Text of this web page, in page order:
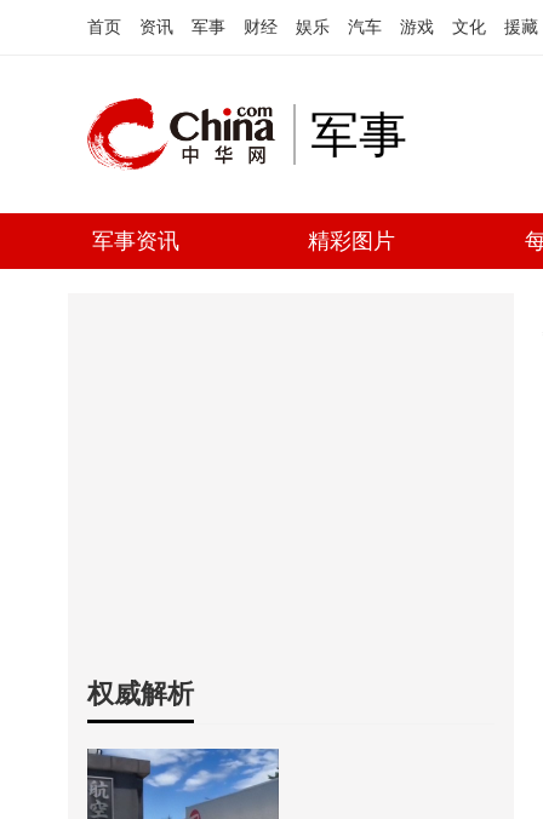
首页 资讯 军事 财经 娱乐 汽车 游戏 文化 援藏
军事
军事资讯 精彩图片
权威解析